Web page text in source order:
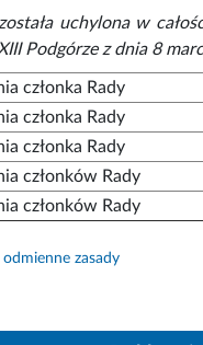
uchylona w
Podgórze z dnia 8
członka Rady
członka Rady
członka Rady
członków Rady
członków Rady
zasady